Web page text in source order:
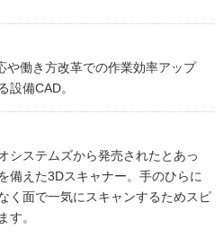
や働き方改革での作業効率アップ
設備CAD。
システムズから発売されたとあっ
備えた3Dスキャナー。手のひらに
く面で一気にスキャンするためスピ
す。